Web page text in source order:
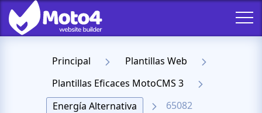
Principal
Plantillas Web
Plantillas Eficaces MotoCMS 3
Energía Alternativa
65082